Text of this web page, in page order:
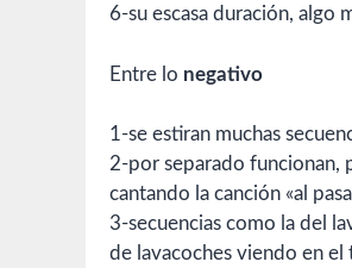
6-su escasa duración, algo
Entre lo negativo
1-se estiran muchas
2-por separado funcionan,
cantando la canción «al
3-secuencias como la del
de lavacoches viendo en